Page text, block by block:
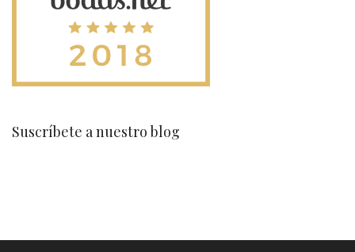
Suscríbete a nuestro blog